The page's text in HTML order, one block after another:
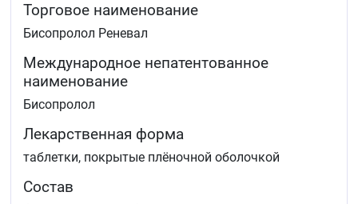
Торговое наименование
Бисопролол Реневал
Международное непатентованное
наименование
Бисопролол
Лекарственная форма
таблетки, покрытые плёночной оболочкой
Состав